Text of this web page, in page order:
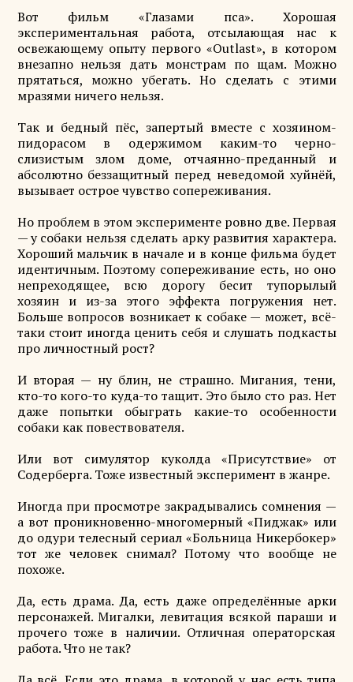
Вот фильм «Глазами пса». Хорошая
экспериментальная работа, отсылающая нас к
освежающему опыту первого «Outlast», в котором
внезапно нельзя дать монстрам по щам. Можно
прятаться, можно убегать. Но сделать с этими
мразями ничего нельзя.
Так и бедный пёс, запертый вместе с хозяином-
пидорасом в одержимом каким-то черно-
слизистым злом доме, отчаянно-преданный и
абсолютно беззащитный перед неведомой хуйнёй,
вызывает острое чувство сопереживания.
Но проблем в этом эксперименте ровно две. Первая
— у собаки нельзя сделать арку развития характера.
Хороший мальчик в начале и в конце фильма будет
идентичным. Поэтому сопереживание есть, но оно
непреходящее, всю дорогу бесит тупорылый
хозяин и из-за этого эффекта погружения нет.
Больше вопросов возникает к собаке — может, всё-
таки стоит иногда ценить себя и слушать подкасты
про личностный рост?
И вторая — ну блин, не страшно. Мигания, тени,
кто-то кого-то куда-то тащит. Это было сто раз. Нет
даже попытки обыграть какие-то особенности
собаки как повествователя.
Или вот симулятор куколда «Присутствие» от
Содерберга. Тоже известный эксперимент в жанре.
Иногда при просмотре закрадывались сомнения —
а вот проникновенно-многомерный «Пиджак» или
до одури телесный сериал «Больница Никербокер»
тот же человек снимал? Потому что вообще не
похоже.
Да, есть драма. Да, есть даже определённые арки
персонажей. Мигалки, левитация всякой параши и
прочего тоже в наличии. Отличная операторская
работа. Что не так?